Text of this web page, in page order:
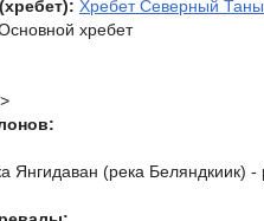
Хребет Северный
хребет
Янгидаван (река Беляндкиик)